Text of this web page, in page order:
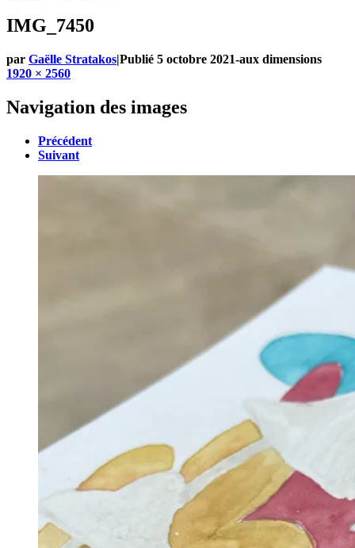
IMG_7450
par Gaëlle Stratakos|Publié 5 octobre 2021-aux dimensions
1920 × 2560
Navigation des images
Précédent
Suivant